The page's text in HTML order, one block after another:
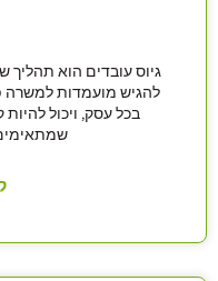
גיוס עובדים הוא
להגיש מועמדות למשרה
בכל עסק, ויכול